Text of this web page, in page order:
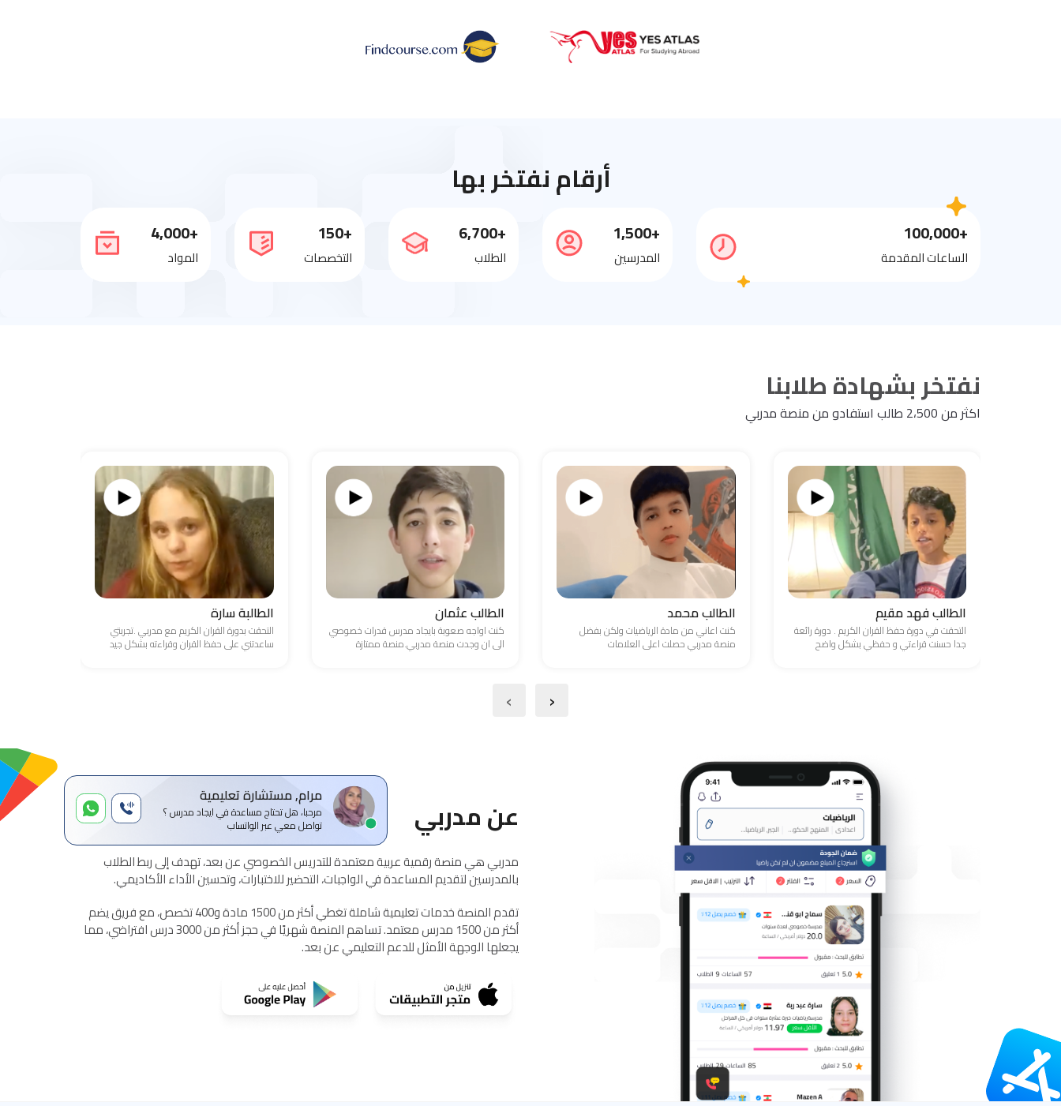
مرام, مستشارة تعليمية
مرحبا، هل تحتاج مساعدة في ايجاد مدرس ؟
تواصل معي عبر الواتساب
أرقام نفتخر بها
+100,000
الساعات المقدمة
+1,500
المدرسين
+6,700
الطلاب
+150
التخصصات
+4,000
المواد
نفتخر بشهادة طلابنا
اكثر من 2،500 طالب استفادو من منصة مدربي
الطالب فهد مقيم
التحقت في دورة حفظ القران الكريم . دورة رائعة
جدا حسنت قراءتي و حفظي بشكل واضح
الطالب محمد
كنت اعاني من مادة الرياضيات ولكن بفضل
منصة مدربي حصلت اعلى العلامات
الطالب عثمان
كنت اواجه صعوبة بايجاد مدرس قدرات خصوصي
الى ان وجدت منصة مدربي.منصة ممتازة
الطالبة سارة
التحقت بدورة القران الكريم مع مدربي .تجربتي
ساعدتني على حفظ القران وقراءته بشكل جيد
‹
›
عن مدربي
مدربي هي منصة رقمية عربية معتمدة للتدريس الخصوصي عن بعد، تهدف إلى ربط الطلاب
بالمدرسين لتقديم المساعدة في الواجبات، التحضير للاختبارات، وتحسين الأداء الأكاديمي.
تقدم المنصة خدمات تعليمية شاملة تغطي أكثر من 1500 مادة و400 تخصص، مع فريق يضم
أكثر من 1500 مدرس معتمد. تساهم المنصة شهريًا في حجز أكثر من 3000 درس افتراضي، مما
يجعلها الوجهة الأمثل للدعم التعليمي عن بعد.